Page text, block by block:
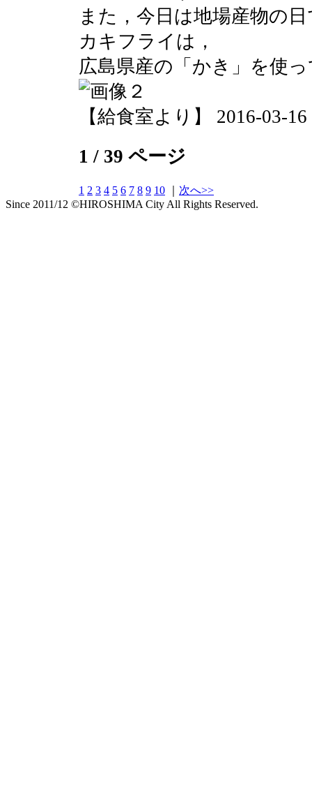
また，今日は地場産物の
カキフライは，
広島県産の「かき」を使
【給食室より】 2016-03-
1 / 39 ページ
1 2 3 4 5 6 7 8 9 10
次へ>>
Since 2011/12 ©HIROSHIMA City All Rights Reserved.